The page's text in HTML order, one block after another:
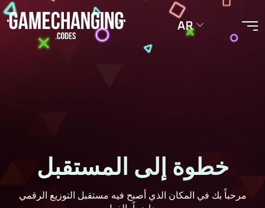
AR
خطوة إلى المستقبل
مرحباً بك في المكان الذي أصبح فيه مستقبل التوزيع الرقمي